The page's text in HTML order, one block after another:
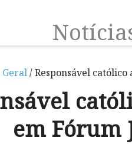
Geral/ Responsável
em Fórum